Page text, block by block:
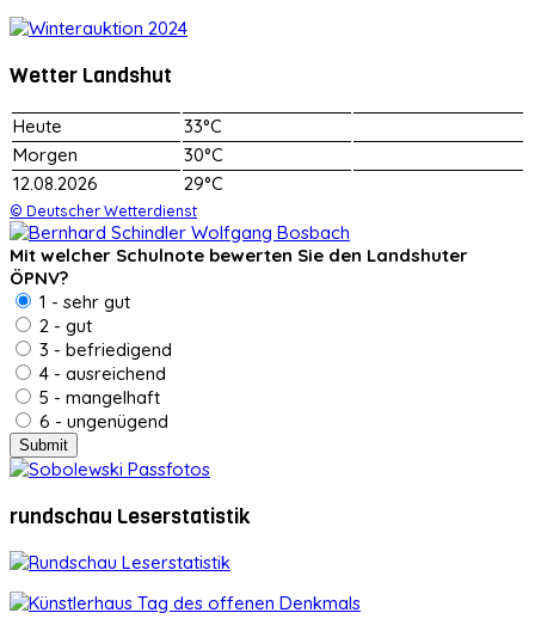
Wetter Landshut
Heute
33°C
Morgen
30°C
12.08.2026
29°C
© Deutscher Wetterdienst
Mit welcher Schulnote bewerten Sie den Landshuter
ÖPNV?
1 - sehr gut
2 - gut
3 - befriedigend
4 - ausreichend
5 - mangelhaft
6 - ungenügend
rundschau Leserstatistik